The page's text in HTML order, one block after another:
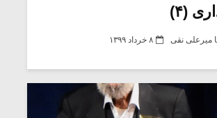
(۴)
میرعلی نقی ۸ خرداد ۱۳۹۹